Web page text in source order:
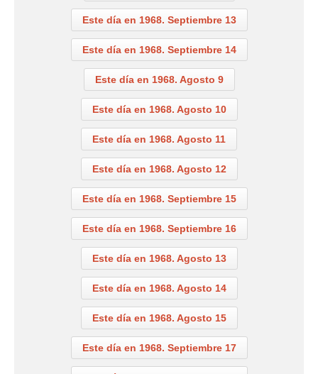
Este día en 1968. Septiembre 13
Este día en 1968. Septiembre 14
Este día en 1968. Agosto 9
Este día en 1968. Agosto 10
Este día en 1968. Agosto 11
Este día en 1968. Agosto 12
Este día en 1968. Septiembre 15
Este día en 1968. Septiembre 16
Este día en 1968. Agosto 13
Este día en 1968. Agosto 14
Este día en 1968. Agosto 15
Este día en 1968. Septiembre 17